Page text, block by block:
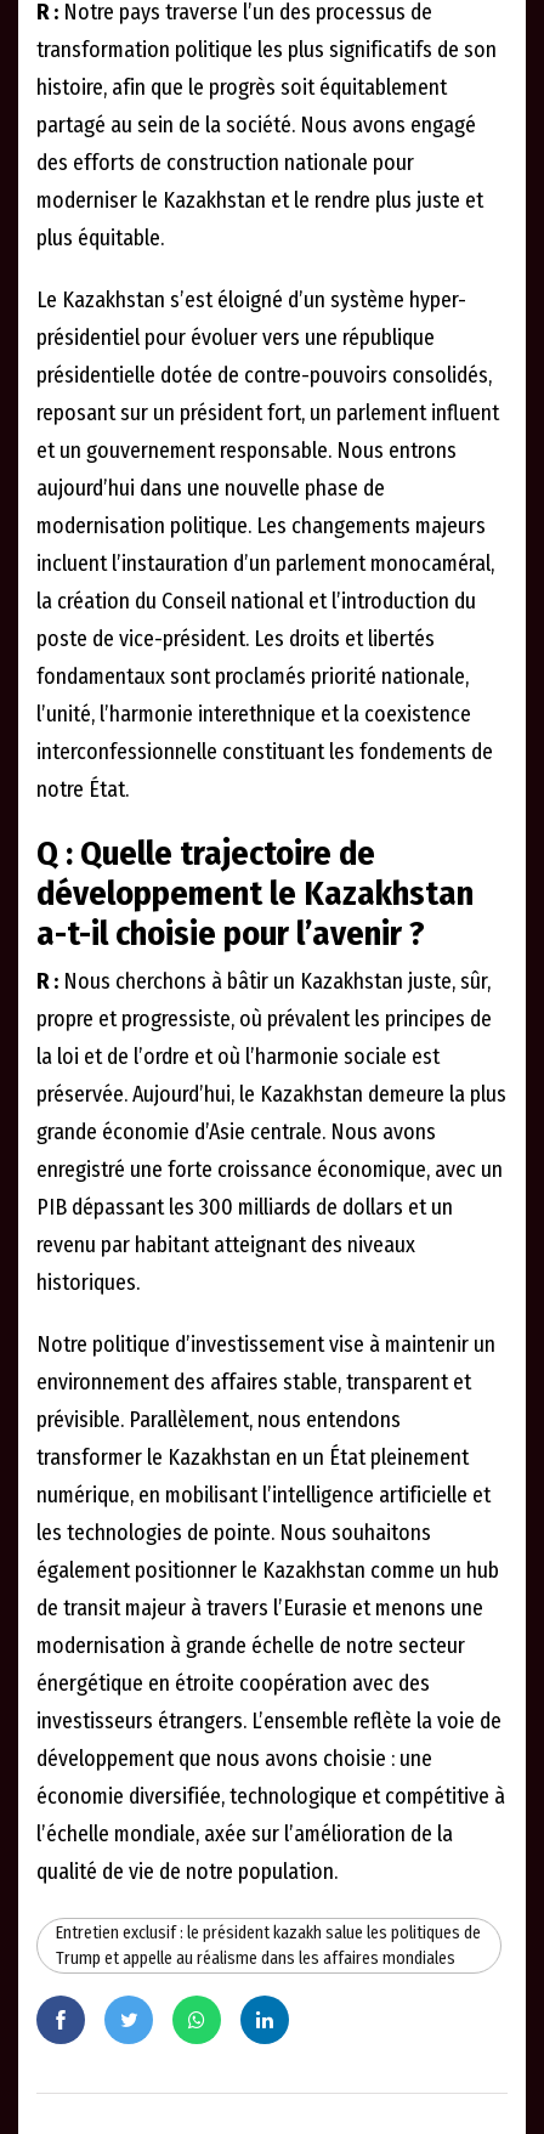
R : Notre pays traverse l’un des processus de
transformation politique les plus significatifs de son
histoire, afin que le progrès soit équitablement
partagé au sein de la société. Nous avons engagé
des efforts de construction nationale pour
moderniser le Kazakhstan et le rendre plus juste et
plus équitable.
Le Kazakhstan s’est éloigné d’un système hyper-
présidentiel pour évoluer vers une république
présidentielle dotée de contre-pouvoirs consolidés,
reposant sur un président fort, un parlement influent
et un gouvernement responsable. Nous entrons
aujourd’hui dans une nouvelle phase de
modernisation politique. Les changements majeurs
incluent l’instauration d’un parlement monocaméral,
la création du Conseil national et l’introduction du
poste de vice-président. Les droits et libertés
fondamentaux sont proclamés priorité nationale,
l’unité, l’harmonie interethnique et la coexistence
interconfessionnelle constituant les fondements de
notre État.
Q : Quelle trajectoire de
développement le Kazakhstan
a-t-il choisie pour l’avenir ?
R : Nous cherchons à bâtir un Kazakhstan juste, sûr,
propre et progressiste, où prévalent les principes de
la loi et de l’ordre et où l’harmonie sociale est
préservée. Aujourd’hui, le Kazakhstan demeure la plus
grande économie d’Asie centrale. Nous avons
enregistré une forte croissance économique, avec un
PIB dépassant les 300 milliards de dollars et un
revenu par habitant atteignant des niveaux
historiques.
Notre politique d’investissement vise à maintenir un
environnement des affaires stable, transparent et
prévisible. Parallèlement, nous entendons
transformer le Kazakhstan en un État pleinement
numérique, en mobilisant l’intelligence artificielle et
les technologies de pointe. Nous souhaitons
également positionner le Kazakhstan comme un hub
de transit majeur à travers l’Eurasie et menons une
modernisation à grande échelle de notre secteur
énergétique en étroite coopération avec des
investisseurs étrangers. L’ensemble reflète la voie de
développement que nous avons choisie : une
économie diversifiée, technologique et compétitive à
l’échelle mondiale, axée sur l’amélioration de la
qualité de vie de notre population.
Entretien exclusif : le président kazakh salue les politiques de
Trump et appelle au réalisme dans les affaires mondiales